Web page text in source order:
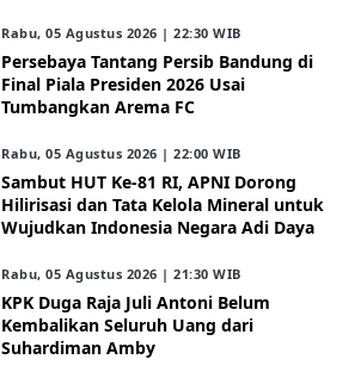
Rabu, 05 Agustus 2026 | 22:30 WIB
Persebaya Tantang Persib Bandung di
Final Piala Presiden 2026 Usai
Tumbangkan Arema FC
Rabu, 05 Agustus 2026 | 22:00 WIB
Sambut HUT Ke-81 RI, APNI Dorong
Hilirisasi dan Tata Kelola Mineral untuk
Wujudkan Indonesia Negara Adi Daya
Rabu, 05 Agustus 2026 | 21:30 WIB
KPK Duga Raja Juli Antoni Belum
Kembalikan Seluruh Uang dari
Suhardiman Amby